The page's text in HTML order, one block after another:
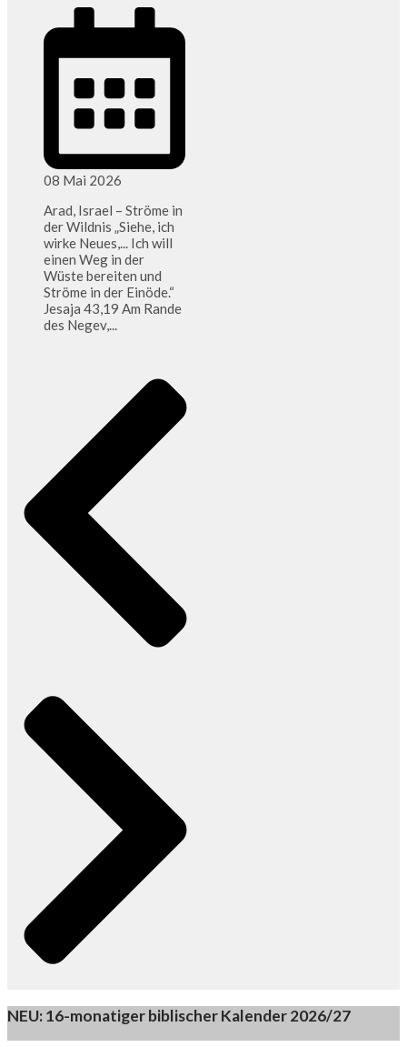
08 Mai 2026
Arad, Israel – Ströme in
der Wildnis „Siehe, ich
wirke Neues,... Ich will
einen Weg in der
Wüste bereiten und
Ströme in der Einöde.“
Jesaja 43,19 Am Rande
des Negev,...
NEU: 16-monatiger biblischer Kalender 2026/27